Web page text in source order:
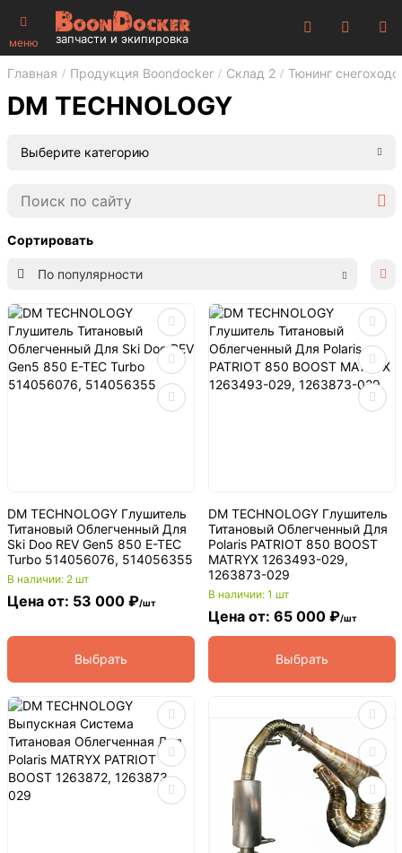
меню запчасти и экипировка
Главная Продукция Boondocker Склад 2 Тюнинг
DM TECHNOLOGY
Выберите категорию
Сортировать
По популярности
DM TECHNOLOGY Глушитель
Титановый Облегченный Для
Ski Doo REV Gen5 850 E-TEC
Turbo 514056076, 514056355
В наличии: 2 шт
Цена от: 53 000 ₽/шт
Выбрать
DM TECHNOLOGY Глушитель
Титановый Облегченный Для
Polaris PATRIOT 850 BOOST
MATRYX 1263493-029,
1263873-029
В наличии: 1 шт
Цена от: 65 000 ₽/шт
Выбрать